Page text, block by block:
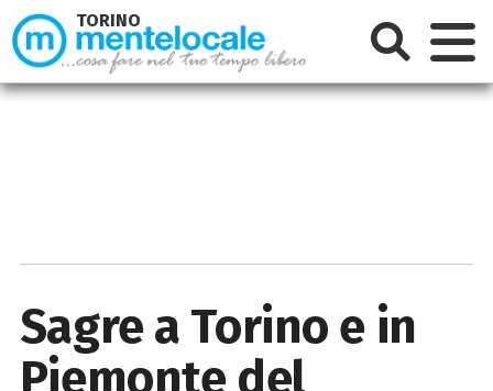
Sagre a Torino e in
Piemonte del
TORINO